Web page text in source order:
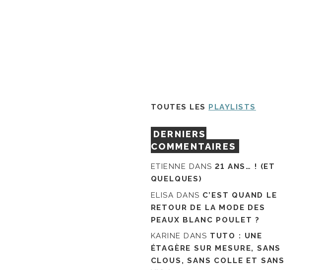
TOUTES LES PLAYLISTS
DERNIERS
COMMENTAIRES
ETIENNE DANS21 ANS… ! (ET
QUELQUES)
ELISA DANS C’EST QUAND LE
RETOUR DE LA MODE DES
PEAUX BLANC POULET ?
KARINE DANS TUTO : UNE
ÉTAGÈRE SUR MESURE, SANS
CLOUS, SANS COLLE ET SANS